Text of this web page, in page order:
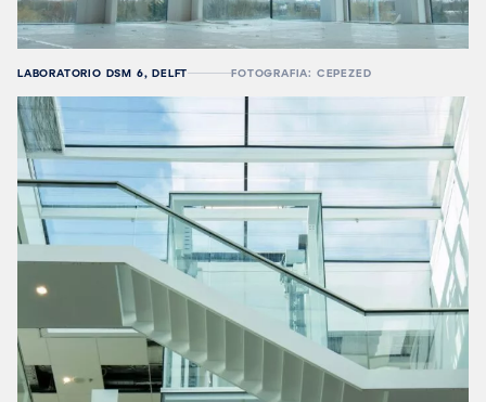
LABORATORIO DSM 6, DELFT FOTOGRAFIA: CEPEZED